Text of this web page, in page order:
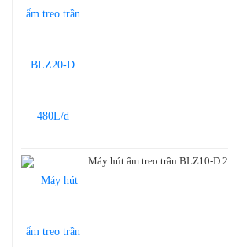
Máy hút ẩm treo trần BLZ10-D